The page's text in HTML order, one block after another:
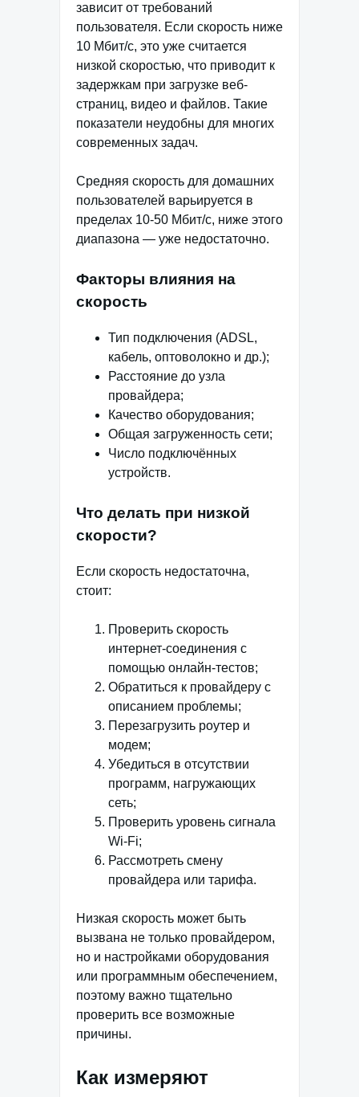
зависит от требований
пользователя. Если скорость ниже
10 Мбит/с, это уже считается
низкой скоростью, что приводит к
задержкам при загрузке веб-
страниц, видео и файлов. Такие
показатели неудобны для многих
современных задач.
Средняя скорость для домашних
пользователей варьируется в
пределах 10-50 Мбит/с, ниже этого
диапазона — уже недостаточно.
Факторы влияния на
скорость
Тип подключения (ADSL,
кабель, оптоволокно и др.);
Расстояние до узла
провайдера;
Качество оборудования;
Общая загруженность сети;
Число подключённых
устройств.
Что делать при низкой
скорости?
Если скорость недостаточна,
стоит:
Проверить скорость
интернет-соединения с
помощью онлайн-тестов;
Обратиться к провайдеру с
описанием проблемы;
Перезагрузить роутер и
модем;
Убедиться в отсутствии
программ, нагружающих
сеть;
Проверить уровень сигнала
Wi-Fi;
Рассмотреть смену
провайдера или тарифа.
Низкая скорость может быть
вызвана не только провайдером,
но и настройками оборудования
или программным обеспечением,
поэтому важно тщательно
проверить все возможные
причины.
Как измеряют